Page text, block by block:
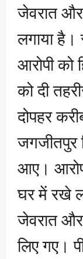
जेवरात
लगाया
आरोपी को
को दी
दोपहर
जगजीतपुर
आए। आरोप
घर में रखे
जेवरात
लिए गए।